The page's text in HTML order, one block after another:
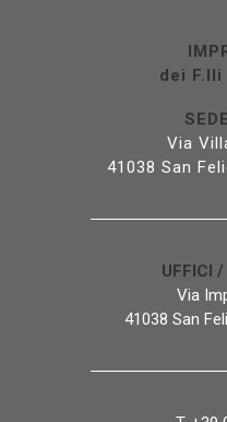
dei
Via
41038 San
UFFICI
Via
41038 San